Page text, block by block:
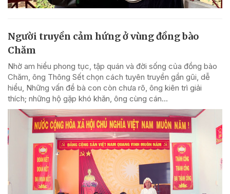
Người truyền cảm hứng ở vùng đồng bào
Chăm
Nhờ am hiểu phong tục, tập quán và đời sống của đồng bào
Chăm, ông Thông Sết chọn cách tuyên truyền gần gũi, dễ
hiểu, Những vấn đề bà con còn chưa rõ, ông kiên trì giải
thích; những hộ gặp khó khăn, ông cùng cán...